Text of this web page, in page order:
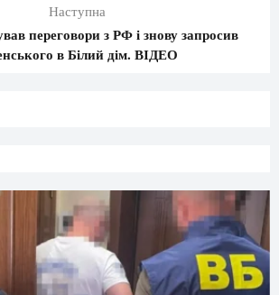
Наступна
переговори з РФ і знову запросив
в Білий дім. ВІДЕО